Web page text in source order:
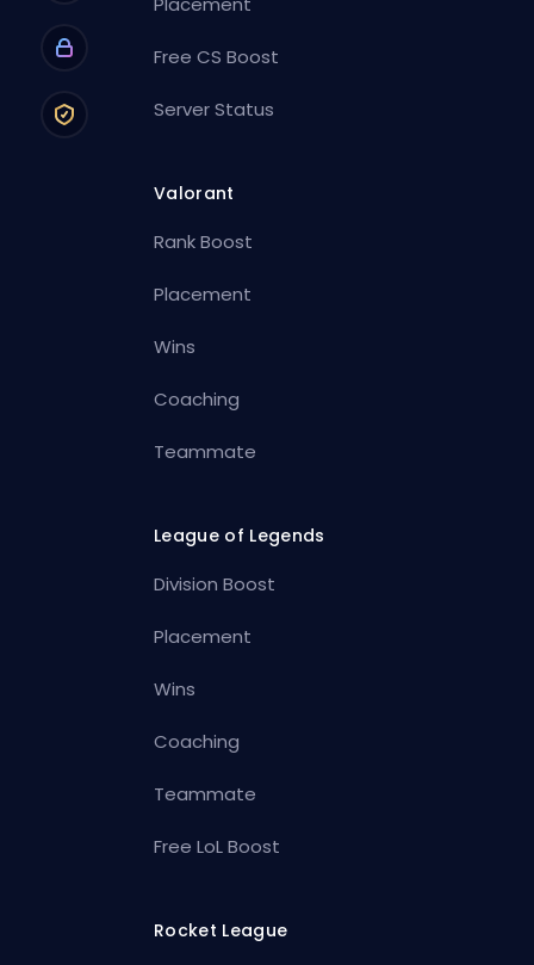
Free CS Boost
Server Status
Valorant
Rank Boost
Placement
Wins
Coaching
Teammate
League of Legends
Division Boost
Placement
Wins
Coaching
Teammate
Free LoL Boost
Rocket League